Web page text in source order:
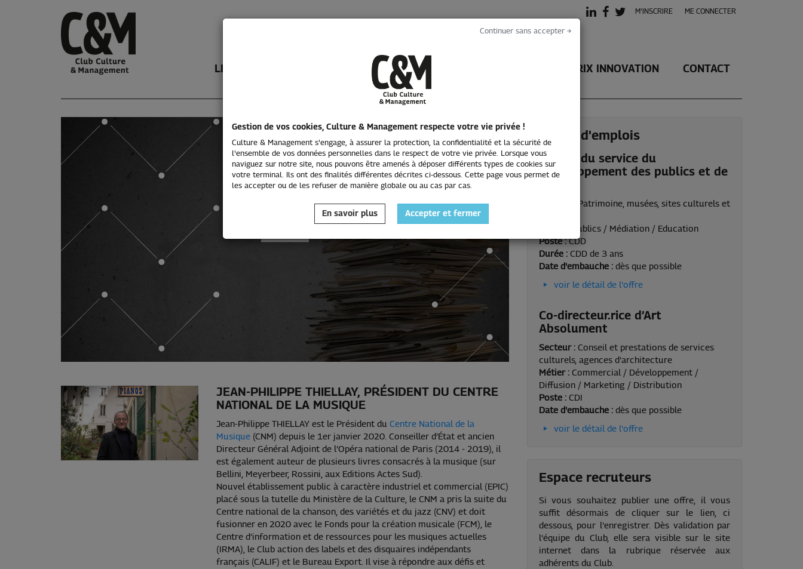
LE CLUB LES ÉVÉNEMENTS INTERVIEWS LE PRIX INNOVATION CONTACT
M'INSCRIRE ME CONNECTER
Interviews
JEAN-PHILIPPE THIELLAY, PRÉSIDENT DU CENTRE
NATIONAL DE LA MUSIQUE
Jean-Philippe THIELLAY est le Président du Centre National de la
Musique(CNM) depuis le 1er janvier 2020. Conseiller d’État et ancien
Directeur Général Adjoint de l’Opéra national de Paris (2014 - 2019), il
est également auteur de plusieurs livres consacrés à la musique (sur
Bellini, Meyerbeer, Rossini, aux Editions Actes Sud).
Nouvel établissement public à caractère industriel et commercial (EPIC)
placé sous la tutelle du Ministère de la Culture, le CNM a pris la suite du
Centre national de la chanson, des variétés et du jazz (CNV) et doit
fusionner en 2020 avec le Fonds pour la création musicale (FCM), le
Centre d’information et de ressources pour les musiques actuelles
(IRMA), le Club action des labels et des disquaires indépendants
français (CALIF) et le Bureau Export. Il vise à répondre aux défis et
Offres d'emplois
chef.fe du service du
développement des publics et de
Patrimoine, musées, sites culturels et
Publics / Médiation / Education
Poste :CDD
Durée : CDD de 3 ans
Date d'embauche : dès que possible
voir le détail de l'offre
Co-directeur.rice d’Art
Absolument
Secteur : Conseil et prestations de services
culturels, agences d'architecture
Métier : Commercial / Développement /
Diffusion / Marketing / Distribution
Poste : CDI
Date d'embauche : dès que possible
voir le détail de l'offre
Espace recruteurs
Si vous souhaitez publier une offre, il vous
suffit désormais de cliquer sur le lien, ci
dessous, pour l'enregistrer. Dès validation par
l'équipe du Club, elle sera visible sur le site
internet dans la rubrique réservée aux
adhérents du Club.
Continuer sans accepter →
Gestion de vos cookies, Culture & Management respecte votre vie privée !
Culture & Management s'engage, à assurer la protection, la confidentialité et la sécurité de
l'ensemble de vos données personnelles dans le respect de votre vie privée. Lorsque vous
naviguez sur notre site, nous pouvons être amenés à déposer différents types de cookies sur
votre terminal. Ils ont des finalités différentes décrites ci-dessous. Cette page vous permet de
les accepter ou de les refuser de manière globale ou au cas par cas.
En savoir plus Accepter et fermer